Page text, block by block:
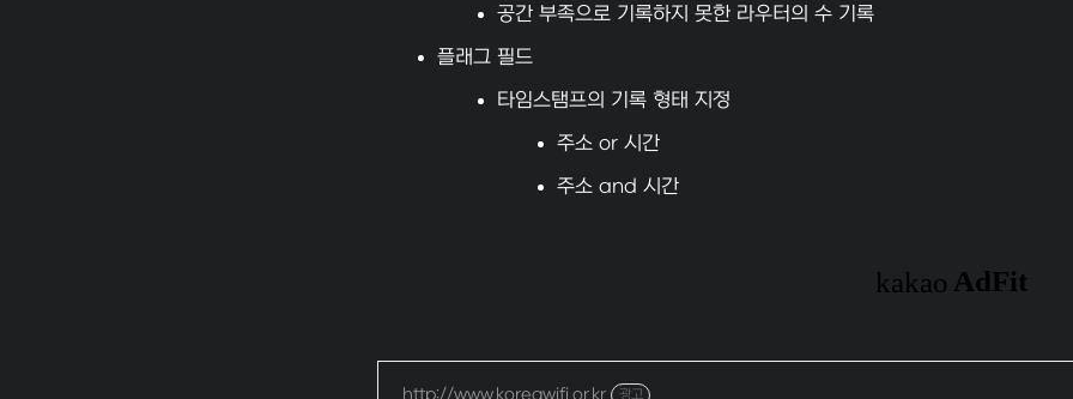
공간 부족으로 기록하지 못한 라우터의 수 기록
플래그 필드
타임스탬프의 기록 형태 지정
주소 or 시간
주소 and 시간
광고